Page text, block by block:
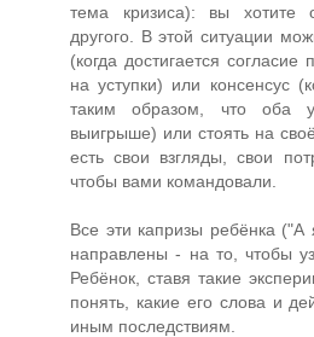
тема кризиса): вы хотите
другого. В этой ситуации
(когда достигается согласие
на уступки) или консенсус
таким образом, что оба
выигрыше) или стоять на
есть свои взгляды, свои
чтобы вами командовали.
Все эти капризы ребёнка
направлены - на то, чтобы
Ребёнок, ставя такие
понять, какие его слова и
иным последствиям.